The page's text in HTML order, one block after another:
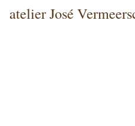
atelier José